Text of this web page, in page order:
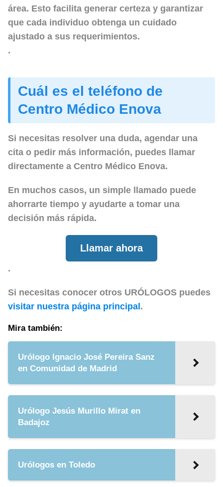
área. Esto facilita generar certeza y garantizar
que cada individuo obtenga un cuidado
ajustado a sus requerimientos.
.
Cuál es el teléfono de
Centro Médico Enova
Si necesitas resolver una duda, agendar una
cita o pedir más información, puedes llamar
directamente a Centro Médico Enova.
En muchos casos, un simple llamado puede
ahorrarte tiempo y ayudarte a tomar una
decisión más rápida.
Llamar ahora
.
Si necesitas conocer otros URÓLOGOS puedes
visitar nuestra página principal .
Mira también:
Urólogo Ignacio José Pereira Sanz
en Comunidad de Madrid
Urólogo Jesús Murillo Mirat en
Badajoz
Urólogos en Toledo